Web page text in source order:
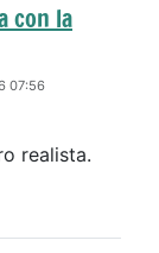
con la
07:56
realista.